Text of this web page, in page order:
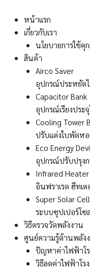
content
หน้าแรก
เกี่ยวกับเรา
นโยบายการใช้คุ
สินค้า
Airco Saver
อุปกรณ์ประหยัด
Capacitor Bank
อุปกรณ์เรียงประ
Cooling Tower
ปรับแต่งใบพัดห
Eco Energy
อุปกรณ์ปรับปรุง
Infrared Heater
อินฟราเรด ฮีทเ
Super Solar Cell
ระบบซุปเปอร์โซ
วิธีตรวจวัดพลังงาน
ศูนย์ความรู้ด้านพลัง
ปัญหาค่าไฟฟ้าโ
วิธีลดค่าไฟฟ้าโร